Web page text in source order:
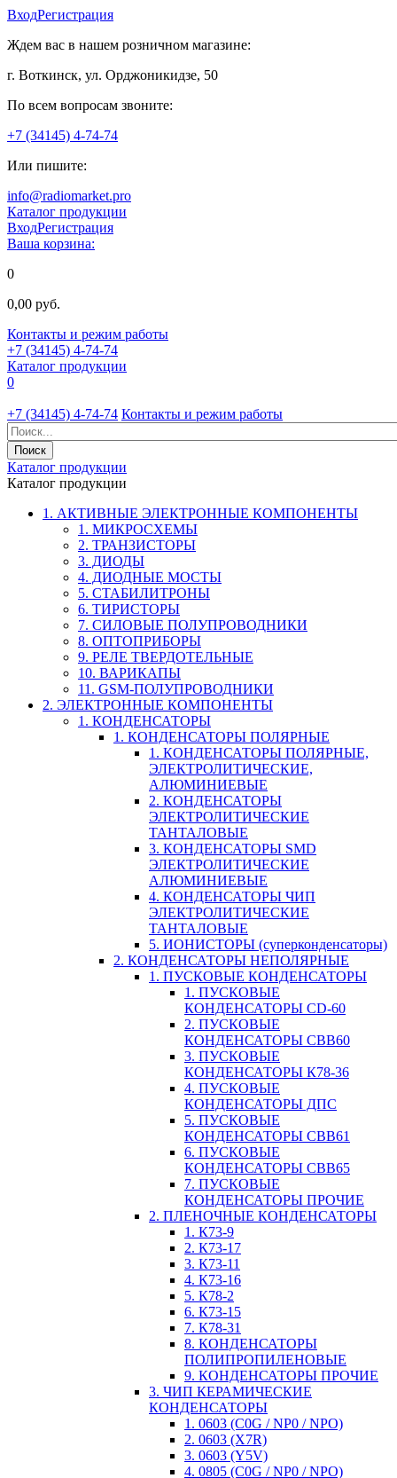
ВходРегистрация
Ждем вас в нашем розничном магазине:
г. Воткинск, ул. Орджоникидзе, 50
По всем вопросам звоните:
+7 (34145) 4-74-74
Или пишите:
info@radiomarket.pro
Каталог продукции
ВходРегистрация
Ваша корзина:
0
0,00 руб.
Контакты и режим работы
+7 (34145) 4-74-74
Каталог продукции
0
+7 (34145) 4-74-74 Контакты и режим работы
Каталог продукции
Каталог продукции
1. АКТИВНЫЕ ЭЛЕКТРОННЫЕ КОМПОНЕНТЫ
1. МИКРОСХЕМЫ
2. ТРАНЗИСТОРЫ
3. ДИОДЫ
4. ДИОДНЫЕ МОСТЫ
5. СТАБИЛИТРОНЫ
6. ТИРИСТОРЫ
7. СИЛОВЫЕ ПОЛУПРОВОДНИКИ
8. ОПТОПРИБОРЫ
9. РЕЛЕ ТВЕРДОТЕЛЬНЫЕ
10. ВАРИКАПЫ
11. GSM-ПОЛУПРОВОДНИКИ
2. ЭЛЕКТРОННЫЕ КОМПОНЕНТЫ
1. КОНДЕНСАТОРЫ
1. КОНДЕНСАТОРЫ ПОЛЯРНЫЕ
1. КОНДЕНСАТОРЫ ПОЛЯРНЫЕ,
ЭЛЕКТРОЛИТИЧЕСКИЕ,
АЛЮМИНИЕВЫЕ
2. КОНДЕНСАТОРЫ
ЭЛЕКТРОЛИТИЧЕСКИЕ
ТАНТАЛОВЫЕ
3. КОНДЕНСАТОРЫ SMD
ЭЛЕКТРОЛИТИЧЕСКИЕ
АЛЮМИНИЕВЫЕ
4. КОНДЕНСАТОРЫ ЧИП
ЭЛЕКТРОЛИТИЧЕСКИЕ
ТАНТАЛОВЫЕ
5. ИОНИСТОРЫ (суперконденсаторы)
2. КОНДЕНСАТОРЫ НЕПОЛЯРНЫЕ
1. ПУСКОВЫЕ КОНДЕНСАТОРЫ
1. ПУСКОВЫЕ
КОНДЕНСАТОРЫ CD-60
2. ПУСКОВЫЕ
КОНДЕНСАТОРЫ CBB60
3. ПУСКОВЫЕ
КОНДЕНСАТОРЫ К78-36
4. ПУСКОВЫЕ
КОНДЕНСАТОРЫ ДПС
5. ПУСКОВЫЕ
КОНДЕНСАТОРЫ CBB61
6. ПУСКОВЫЕ
КОНДЕНСАТОРЫ CBB65
7. ПУСКОВЫЕ
КОНДЕНСАТОРЫ ПРОЧИЕ
2. ПЛЕНОЧНЫЕ КОНДЕНСАТОРЫ
1. К73-9
2. К73-17
3. К73-11
4. К73-16
5. К78-2
6. К73-15
7. К78-31
8. КОНДЕНСАТОРЫ
ПОЛИПРОПИЛЕНОВЫЕ
9. КОНДЕНСАТОРЫ ПРОЧИЕ
3. ЧИП КЕРАМИЧЕСКИЕ
КОНДЕНСАТОРЫ
1. 0603 (C0G / NP0 / NPO)
2. 0603 (X7R)
3. 0603 (Y5V)
4. 0805 (C0G / NP0 / NPO)